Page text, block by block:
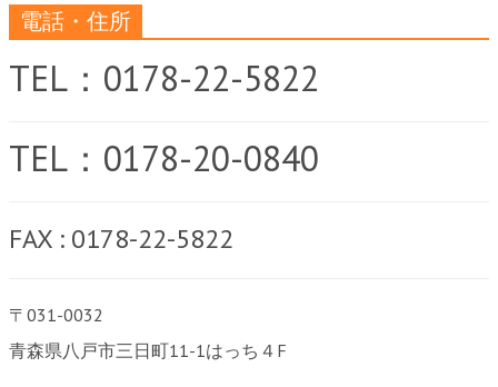
電話・住所
TEL：0178-22-5822
TEL：0178-20-0840
FAX : 0178-22-5822
〒031-0032
青森県八戸市三日町11-1はっち４F